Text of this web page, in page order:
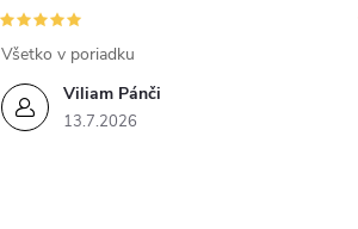
Viliam Pánči
13.7.2026
Všetko v poriadku